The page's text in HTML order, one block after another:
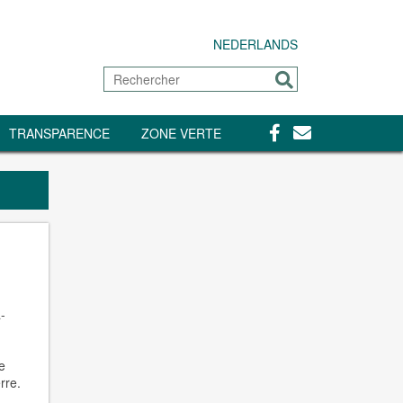
NEDERLANDS
Rechercher
Envoyer
TRANSPARENCE ZONE VERTE Facebook
Contact